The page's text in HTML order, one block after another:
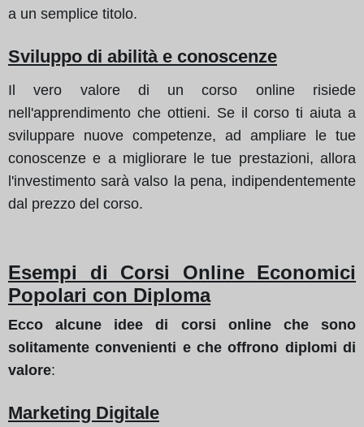
a un semplice titolo.
Sviluppo di abilità e conoscenze
Il vero valore di un corso online risiede
nell'apprendimento che ottieni. Se il corso ti aiuta a
sviluppare nuove competenze, ad ampliare le tue
conoscenze e a migliorare le tue prestazioni, allora
l'investimento sarà valso la pena, indipendentemente
dal prezzo del corso.
Esempi di Corsi Online Economici
Popolari con Diploma
Ecco alcune idee di corsi online che sono
solitamente convenienti e che offrono diplomi di
valore:
Marketing Digitale